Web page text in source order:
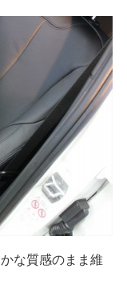
な質感のまま維